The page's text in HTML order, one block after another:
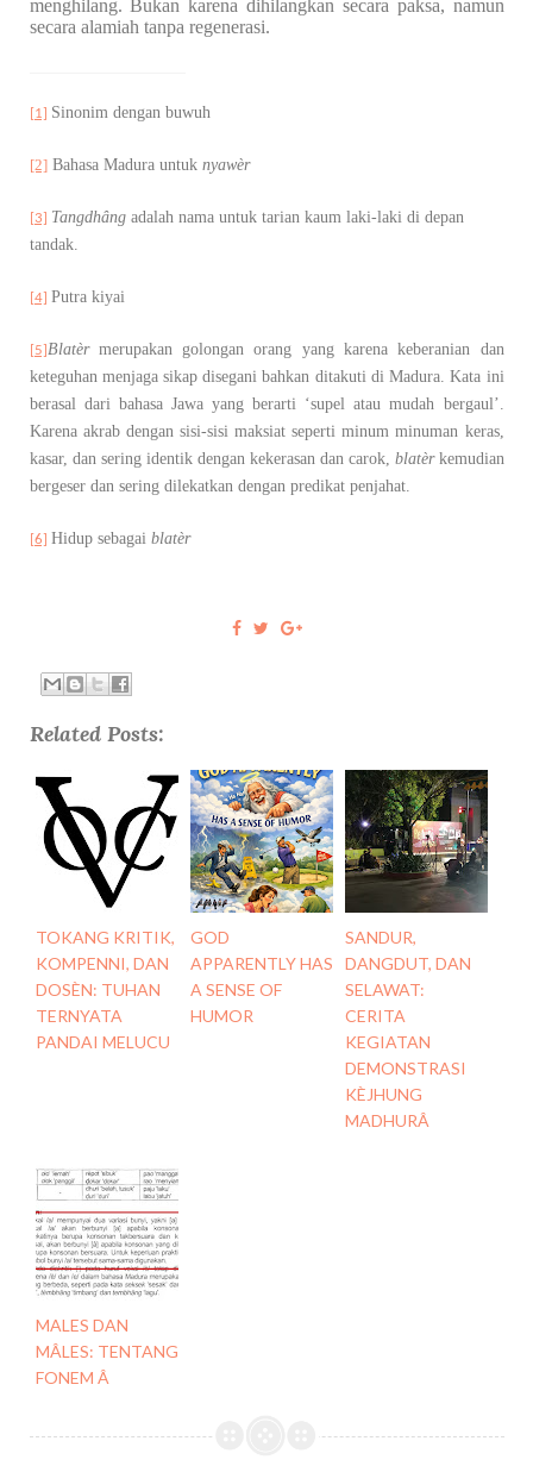
menghilang. Bukan karena dihilangkan secara paksa, namun
secara alamiah tanpa regenerasi.
[1] Sinonim dengan buwuh
[2]Bahasa Madura untuk nyawèr
[3] Tangdhângadalah nama untuk tarian kaum laki-laki di depan
tandak.
[4] Putra kiyai
[5] Blatèrmerupakan golongan orang yang karena keberanian dan
keteguhan menjaga sikap disegani bahkan ditakuti di Madura. Kata ini
berasal dari bahasa Jawa yang berarti ‘supel atau mudah bergaul’.
Karena akrab dengan sisi-sisi maksiat seperti minum minuman keras,
kasar, dan sering identik dengan kekerasan dan carok, blatèrkemudian
bergeser dan sering dilekatkan dengan predikat penjahat.
[6] Hidup sebagai blatèr
Related Posts:
TOKANG KRITIK,
KOMPENNI, DAN
DOSÈN: TUHAN
TERNYATA
PANDAI MELUCU
GOD
APPARENTLY HAS
A SENSE OF
HUMOR
SANDUR,
DANGDUT, DAN
SELAWAT:
CERITA
KEGIATAN
DEMONSTRASI
KÈJHUNG
MADHURÂ
MALES DAN
MÂLES: TENTANG
FONEM Â